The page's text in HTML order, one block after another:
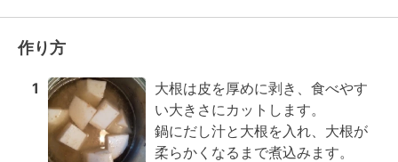
作り方
1
大根は皮を厚めに剥き、食べやす
い大きさにカットします。
鍋にだし汁と大根を入れ、大根が
柔らかくなるまで煮込みます。